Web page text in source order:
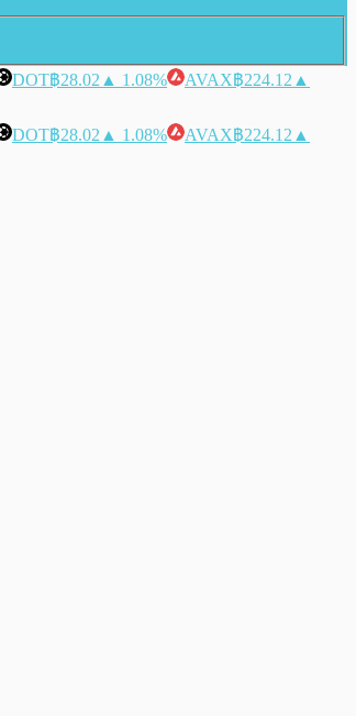
DOT฿28.02 ▲ 1.08% AVAX฿224.12 ▲
DOT฿28.02 ▲ 1.08% AVAX฿224.12 ▲